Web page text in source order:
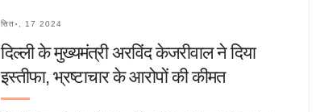
सित॰, 17 2024
दिल्ली के मुख्यमंत्री अरविंद केजरीवाल ने दिया
इस्तीफा, भ्रष्टाचार के आरोपों की कीमत